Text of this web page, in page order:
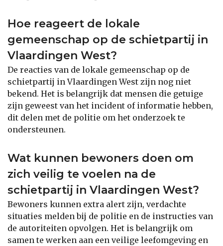
Hoe reageert de lokale
gemeenschap op de schietpartij in
Vlaardingen West?
De reacties van de lokale gemeenschap op de
schietpartij in Vlaardingen West zijn nog niet
bekend. Het is belangrijk dat mensen die getuige
zijn geweest van het incident of informatie hebben,
dit delen met de politie om het onderzoek te
ondersteunen.
Wat kunnen bewoners doen om
zich veilig te voelen na de
schietpartij in Vlaardingen West?
Bewoners kunnen extra alert zijn, verdachte
situaties melden bij de politie en de instructies van
de autoriteiten opvolgen. Het is belangrijk om
samen te werken aan een veilige leefomgeving en